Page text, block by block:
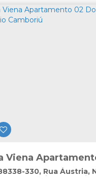
Viena
à Venda
330, Rua Áustria,